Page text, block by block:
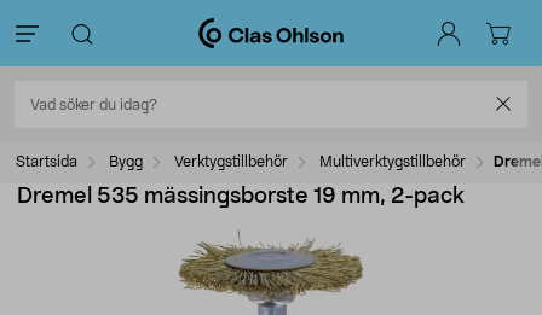
Startsida Bygg Verktygstillbehör Multiverktygstillbehör
Dremel 535 mässingsborste 19 mm, 2-pack